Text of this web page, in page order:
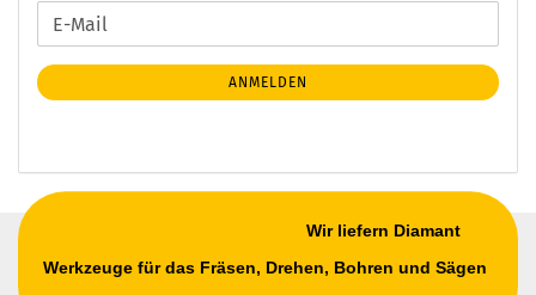
WEITER
ZUR
NEWSLETTER-
ANMELDUNG
E-
Mail
ANMELDEN
Wir liefern Diamant
Werkzeuge für das Fräsen, Drehen, Bohren und Sägen